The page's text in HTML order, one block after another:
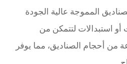
المموجة عالية الجودة
أو استبدالات لتتمكن من
من أحجام الصناديق، مما يوفر